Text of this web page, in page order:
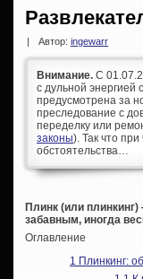
| Автор: ingewarr
Внимание. С
с дульной
предусмотрена за
преследование с
переделку или
законы). Так что
обстоятельства…
Плинк (или
забавным, иногда
Оглавление
1 Плинкинг: